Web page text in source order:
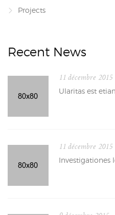
Projects
Recent News
11 décembre 2015
Ularitas est
11 décembre 2015
Investigationes